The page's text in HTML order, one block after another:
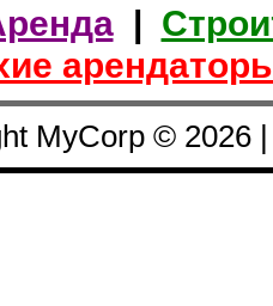
|
MyCorp © 2026